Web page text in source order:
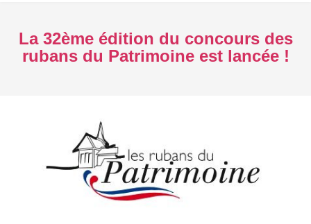
La 32ème édition du concours des
rubans du Patrimoine est lancée !